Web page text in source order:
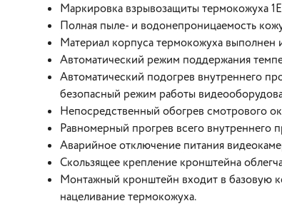
Маркировка взрывозащиты термокожуха
Полная пыле- и водонепроницаемость
Материал корпуса термокожуха
Автоматический режим поддержания
Автоматический подогрев внутреннего
безопасный режим работы
Непосредственный обогрев смотрового
Равномерный прогрев всего внутреннего
Аварийное отключение питания
Скользящее крепление кронштейна
Монтажный кронштейн входит в базовую
нацеливание термокожуха.